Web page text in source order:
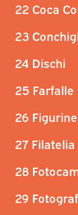
22 Coca
23
24 Dischi
25 Farfalle
26 Figurine
27
28
29